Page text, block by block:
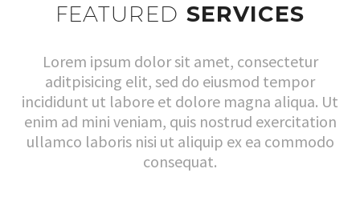
FEATURED SERVICES
Lorem ipsum dolor sit amet, consectetur
aditpisicing elit, sed do eiusmod tempor
incididunt ut labore et dolore magna aliqua. Ut
enim ad mini veniam, quis nostrud exercitation
ullamco laboris nisi ut aliquip ex ea commodo
consequat.